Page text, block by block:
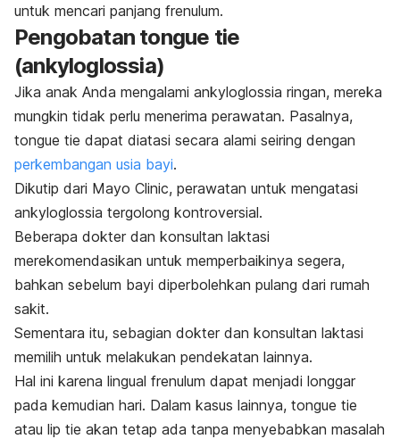
untuk mencari panjang frenulum.
Pengobatan tongue tie
(ankyloglossia)
Jika anak Anda mengalami ankyloglossia ringan, mereka
mungkin tidak perlu menerima perawatan. Pasalnya,
tongue tie dapat diatasi secara alami seiring dengan
perkembangan usia bayi.
Dikutip dari Mayo Clinic, perawatan untuk mengatasi
ankyloglossia tergolong kontroversial.
Beberapa dokter dan konsultan laktasi
merekomendasikan untuk memperbaikinya segera,
bahkan sebelum bayi diperbolehkan pulang dari rumah
sakit.
Sementara itu, sebagian dokter dan konsultan laktasi
memilih untuk melakukan pendekatan lainnya.
Hal ini karena lingual frenulum dapat menjadi longgar
pada kemudian hari. Dalam kasus lainnya, tongue tie
atau lip tie akan tetap ada tanpa menyebabkan masalah